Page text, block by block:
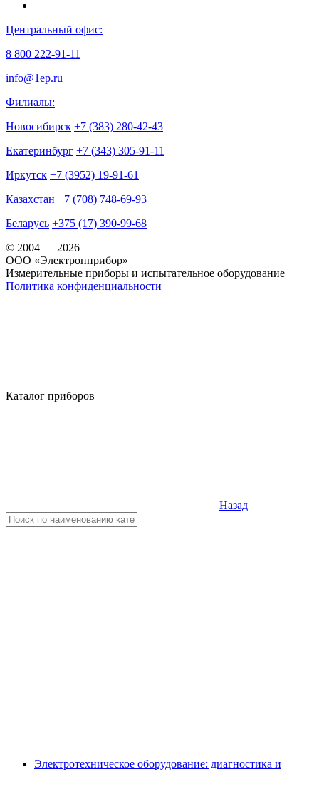
Центральный офис:
8 800 222-91-11
info@1ep.ru
Филиалы:
Новосибирск +7 (383) 280-42-43
Екатеринбург +7 (343) 305-91-11
Иркутск +7 (3952) 19-91-61
Казахстан +7 (708) 748-69-93
Беларусь +375 (17) 390-99-68
© 2004 — 2026
OOO «Электронприбор»
Измерительные приборы и испытательное оборудование
Политика конфиденциальности
Каталог приборов
Назад
Электротехническое оборудование: диагностика и